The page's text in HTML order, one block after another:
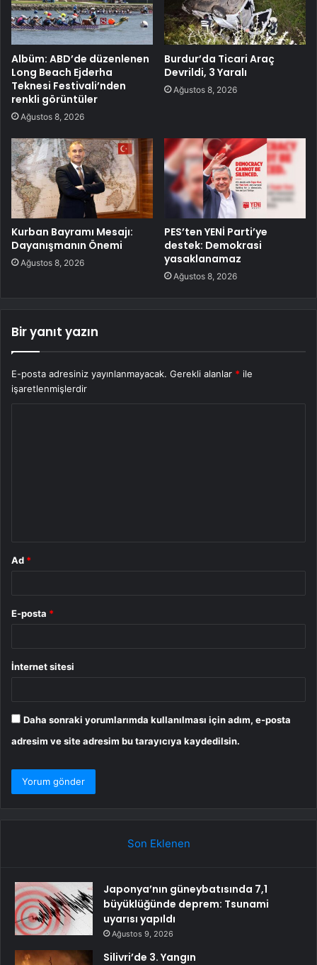
Albüm: ABD’de düzenlenen
Long Beach Ejderha
Teknesi Festivali’nden
renkli görüntüler
Ağustos 8, 2026
Burdur’da Ticari Araç
Devrildi, 3 Yaralı
Ağustos 8, 2026
Kurban Bayramı Mesajı:
Dayanışmanın Önemi
Ağustos 8, 2026
PES’ten YENİ Parti’ye
destek: Demokrasi
yasaklanamaz
Ağustos 8, 2026
Bir yanıt yazın
E-posta adresiniz yayınlanmayacak. Gerekli alanlar * ile
işaretlenmişlerdir
Ad *
E-posta *
İnternet sitesi
Daha sonraki yorumlarımda kullanılması için adım, e-posta
adresim ve site adresim bu tarayıcıya kaydedilsin.
Son Eklenen
Japonya’nın güneybatısında 7,1
büyüklüğünde deprem: Tsunami
uyarısı yapıldı
Ağustos 9, 2026
Silivri’de 3. Yangın